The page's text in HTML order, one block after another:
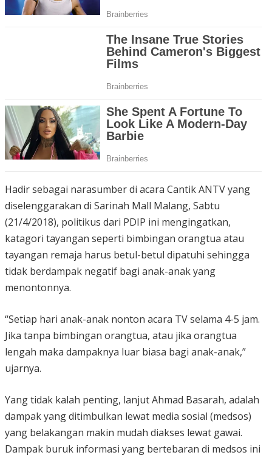
Hadir sebagai narasumber di acara Cantik ANTV yang
diselenggarakan di Sarinah Mall Malang, Sabtu
(21/4/2018), politikus dari PDIP ini mengingatkan,
katagori tayangan seperti bimbingan orangtua atau
tayangan remaja harus betul-betul dipatuhi sehingga
tidak berdampak negatif bagi anak-anak yang
menontonnya.
“Setiap hari anak-anak nonton acara TV selama 4-5 jam.
Jika tanpa bimbingan orangtua, atau jika orangtua
lengah maka dampaknya luar biasa bagi anak-anak,”
ujarnya.
Yang tidak kalah penting, lanjut Ahmad Basarah, adalah
dampak yang ditimbulkan lewat media sosial (medsos)
yang belakangan makin mudah diakses lewat gawai.
Dampak buruk informasi yang bertebaran di medsos ini